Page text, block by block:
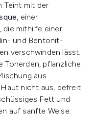
Teint mit der
, einer
die mithilfe einer
und Bentonit-
verschwinden lässt.
Tonerden, pflanzliche
aus
nicht aus, befreit
Fett und
auf sanfte Weise.